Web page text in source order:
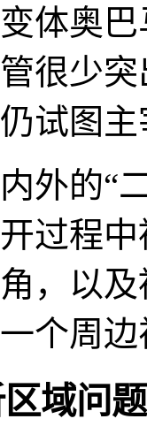
体奥
很少
试图
外的“
过程
，以
个周
域问题